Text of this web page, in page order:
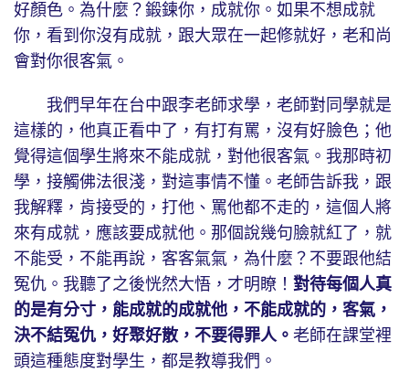
好顏色。為什麼？鍛鍊你，成就你。如果不想成就
你，看到你沒有成就，跟大眾在一起修就好，老和尚
會對你很客氣。
我們早年在台中跟李老師求學，老師對同學就是
這樣的，他真正看中了，有打有罵，沒有好臉色；他
覺得這個學生將來不能成就，對他很客氣。我那時初
學，接觸佛法很淺，對這事情不懂。老師告訴我，跟
我解釋，肯接受的，打他、罵他都不走的，這個人將
來有成就，應該要成就他。那個說幾句臉就紅了，就
不能受，不能再說，客客氣氣，為什麼？不要跟他結
冤仇。我聽了之後恍然大悟，才明瞭！ 對待每個人真
的是有分寸，能成就的成就他，不能成就的，客氣，
決不結冤仇，好聚好散，不要得罪人。 老師在課堂裡
頭這種態度對學生，都是教導我們。